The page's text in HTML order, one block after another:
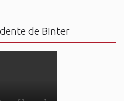
de BInter